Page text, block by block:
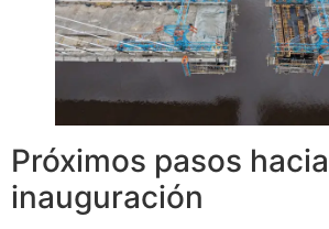
Próximos pasos
inauguración